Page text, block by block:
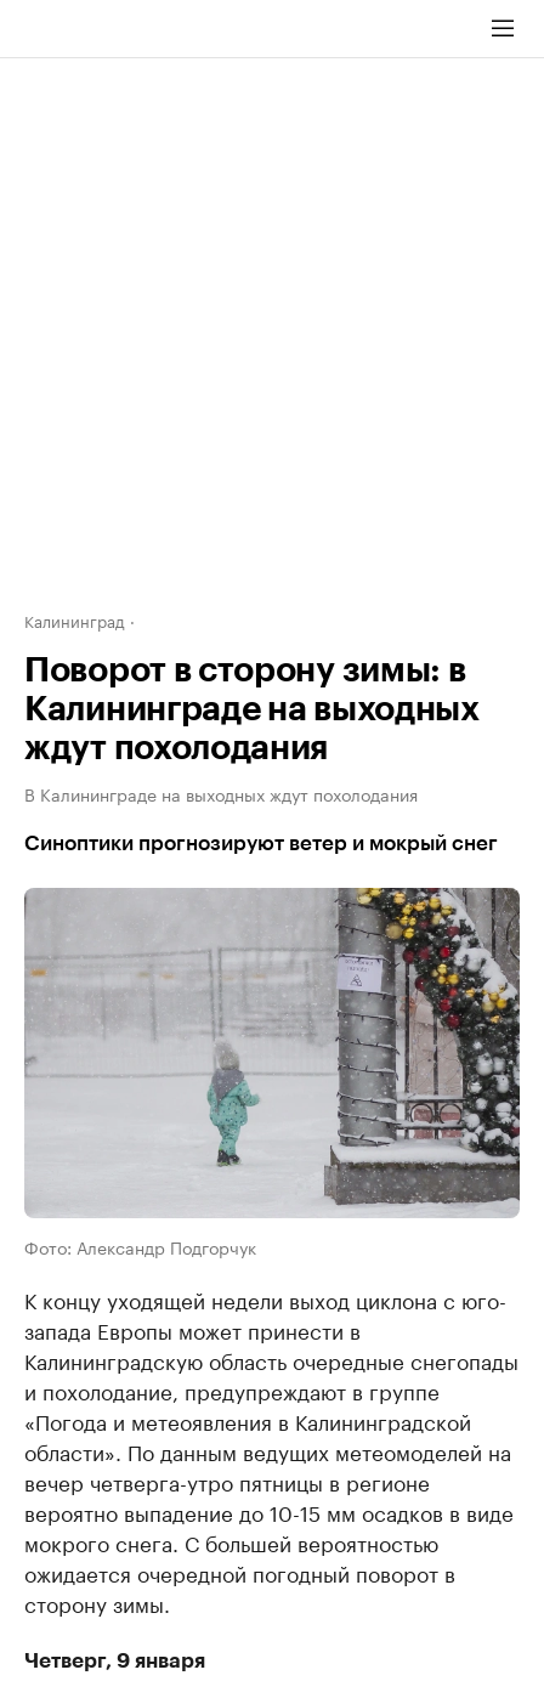
Калининград
Поворот в сторону зимы: в
Калининграде на выходных
ждут похолодания
В Калининграде на выходных ждут похолодания
Синоптики прогнозируют ветер и мокрый снег
Фото: Александр Подгорчук
К концу уходящей недели выход циклона с юго-
запада Европы может принести в
Калининградскую область очередные снегопады
и похолодание, предупреждают в группе
«Погода и метеоявления в Калининградской
области». По данным ведущих метеомоделей на
вечер четверга-утро пятницы в регионе
вероятно выпадение до 10-15 мм осадков в виде
мокрого снега. С большей вероятностью
ожидается очередной погодный поворот в
сторону зимы.
Четверг, 9 января